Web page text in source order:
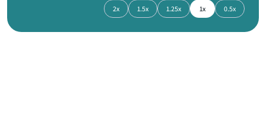
0.5x
1x
1.25x
1.5x
2x